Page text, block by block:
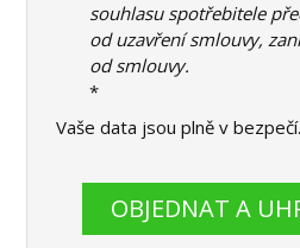
souhlasu spotřebitele
od uzavření smlouvy,
od smlouvy.
*
Vaše data jsou plně v
OBJEDNAT A